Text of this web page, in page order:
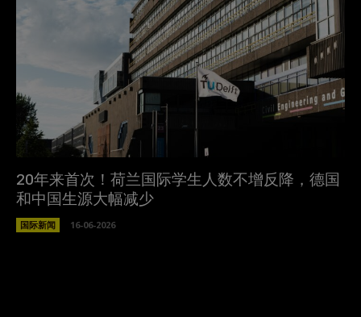
20年来首次！荷兰国际学生人数不增反降，德国
和中国生源大幅减少
国际新闻 16-06-2026